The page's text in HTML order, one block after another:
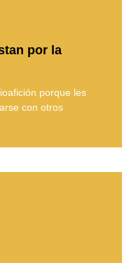
por la
porque les
con otros